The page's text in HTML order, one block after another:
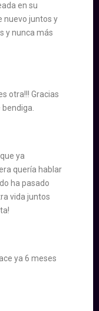
en su
nuevo juntos y
y nunca más
otra!!! Gracias
bendiga.
ya
quería hablar
ha pasado
vida juntos
ya 6 meses